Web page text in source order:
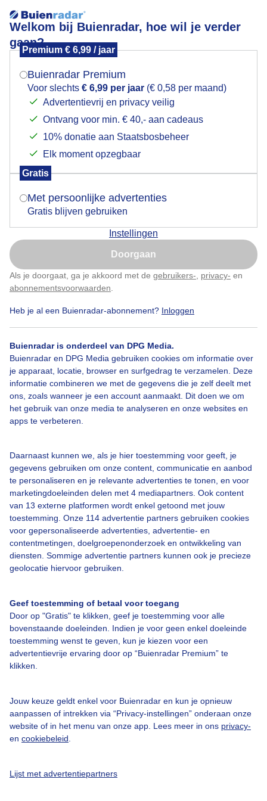
Welkom bij Buienradar, hoe wil je verder
gaan?
Premium € 6,99 / jaar
Buienradar Premium
Voor slechts € 6,99 per jaar (€ 0,58 per maand)
Advertentievrij en privacy veilig
Ontvang voor min. € 40,- aan cadeaus
10% donatie aan Staatsbosbeheer
Elk moment opzegbaar
Gratis
Met persoonlijke advertenties
Gratis blijven gebruiken
Instellingen
Doorgaan
Als je doorgaat, ga je akkoord met de gebruikers- privacy- en
abonnementsvoorwaarden
Heb je al een Buienradar-abonnement? Inloggen
Buienradar is onderdeel van DPG Media.
Buienradar en DPG Media gebruiken cookies om informatie over
je apparaat, locatie, browser en surfgedrag te verzamelen. Deze
informatie combineren we met de gegevens die je zelf deelt met
ons, zoals wanneer je een account aanmaakt. Dit doen we om
het gebruik van onze media te analyseren en onze websites en
apps te verbeteren.
Daarnaast kunnen we, als je hier toestemming voor geeft, je
gegevens gebruiken om onze content, communicatie en aanbod
te personaliseren en je relevante advertenties te tonen, en voor
marketingdoeleinden delen met 4 mediapartners. Ook content
van 13 externe platformen wordt enkel getoond met jouw
toestemming. Onze 114 advertentie partners gebruiken cookies
voor gepersonaliseerde advertenties, advertentie- en
contentmetingen, doelgroepenonderzoek en ontwikkeling van
diensten. Sommige advertentie partners kunnen ook je precieze
geolocatie hiervoor gebruiken.
Geef toestemming of betaal voor toegang
Door op "Gratis" te klikken, geef je toestemming voor alle
bovenstaande doeleinden. Indien je voor geen enkel doeleinde
toestemming wenst te geven, kun je kiezen voor een
advertentievrije ervaring door op “Buienradar Premium” te
klikken.
Jouw keuze geldt enkel voor Buienradar en kun je opnieuw
aanpassen of intrekken via “Privacy-instellingen” onderaan onze
website of in het menu van onze app. Lees meer in ons privacy-
en cookiebeleid
Lijst met advertentiepartners
Vandaag ook weer veel bewolking (maar wel met
mooie luchten)
Door: Arjan Pat Gemaakt: 16-05-2026, 127x bekeken
Een moment geduld aub...
Over Buienradar
Bedrijfsgegevens
Veelgestelde vragen
Gebruikersvoorwaarden
Adverteren
Buienradar Team
Cookie beleid
Privacy instellingen
Gratis weerdata
Mogen we je locatie gebruiken voor het
Indien je hier nog geen akkoord op hebt gegeven,
verschijnt er zo een pop-up uit je browser waarin
Is goed, toon de popup
Nu niet, misschien later
Klik hierom dit aan te passen